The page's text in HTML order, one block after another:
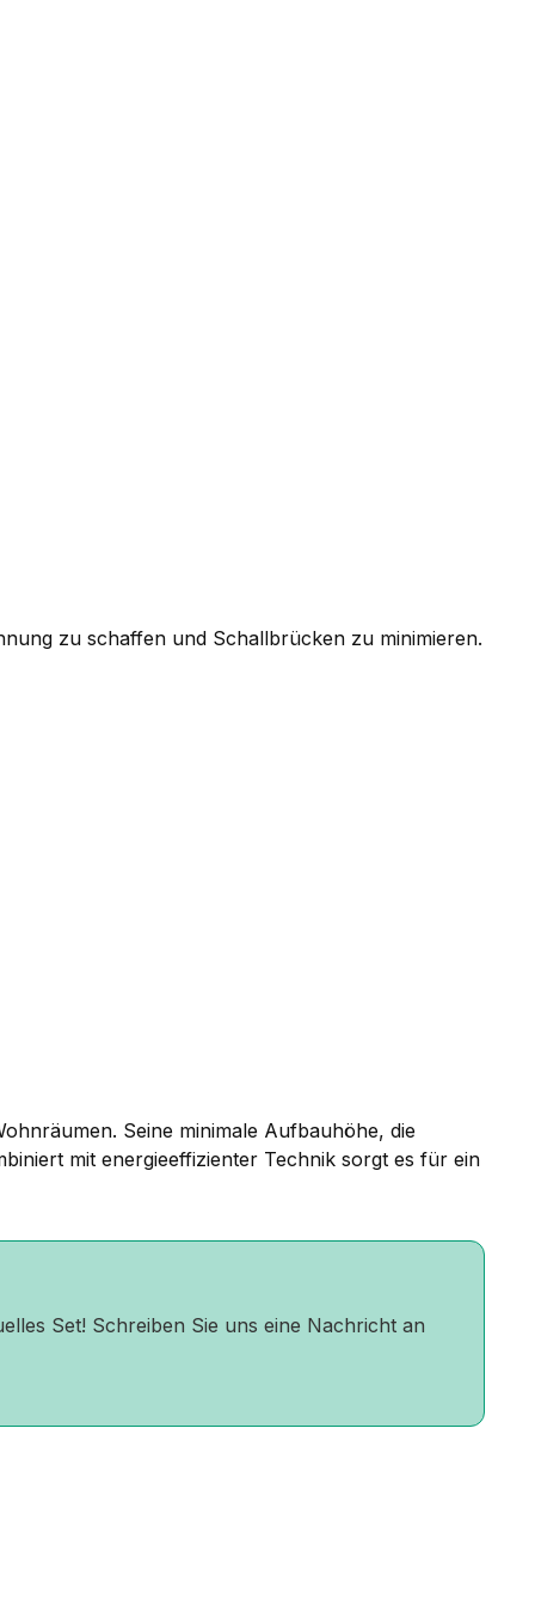
zu schaffen und Schallbrücken zu minimieren.
Seine minimale Aufbauhöhe, die
mit energieeffizienter Technik sorgt es für ein
Set! Schreiben Sie uns eine Nachricht an